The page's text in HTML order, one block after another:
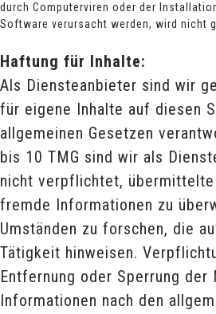
durch Computerviren oder der
Software verursacht werden, wird nicht
Haftung für Inhalte:
Als Diensteanbieter sind wir
für eigene Inhalte auf diesen
allgemeinen Gesetzen
bis 10 TMG sind wir als
nicht verpflichtet,
fremde Informationen zu
Umständen zu forschen, die
Tätigkeit hinweisen.
Entfernung oder Sperrung der
Informationen nach den